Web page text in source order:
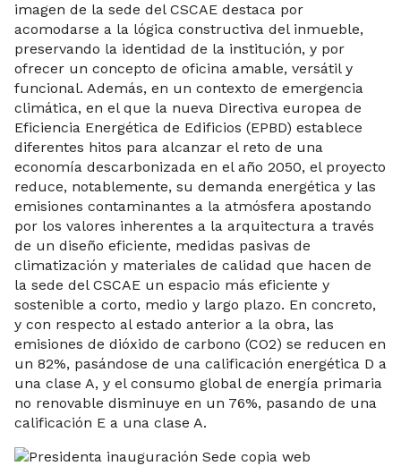
imagen de la sede del CSCAE destaca por
acomodarse a la lógica constructiva del inmueble,
preservando la identidad de la institución, y por
ofrecer un concepto de oficina amable, versátil y
funcional. Además, en un contexto de emergencia
climática, en el que la nueva Directiva europea de
Eficiencia Energética de Edificios (EPBD) establece
diferentes hitos para alcanzar el reto de una
economía descarbonizada en el año 2050, el proyecto
reduce, notablemente, su demanda energética y las
emisiones contaminantes a la atmósfera apostando
por los valores inherentes a la arquitectura a través
de un diseño eficiente, medidas pasivas de
climatización y materiales de calidad que hacen de
la sede del CSCAE un espacio más eficiente y
sostenible a corto, medio y largo plazo. En concreto,
y con respecto al estado anterior a la obra, las
emisiones de dióxido de carbono (CO2) se reducen en
un 82%, pasándose de una calificación energética D a
una clase A, y el consumo global de energía primaria
no renovable disminuye en un 76%, pasando de una
calificación E a una clase A.